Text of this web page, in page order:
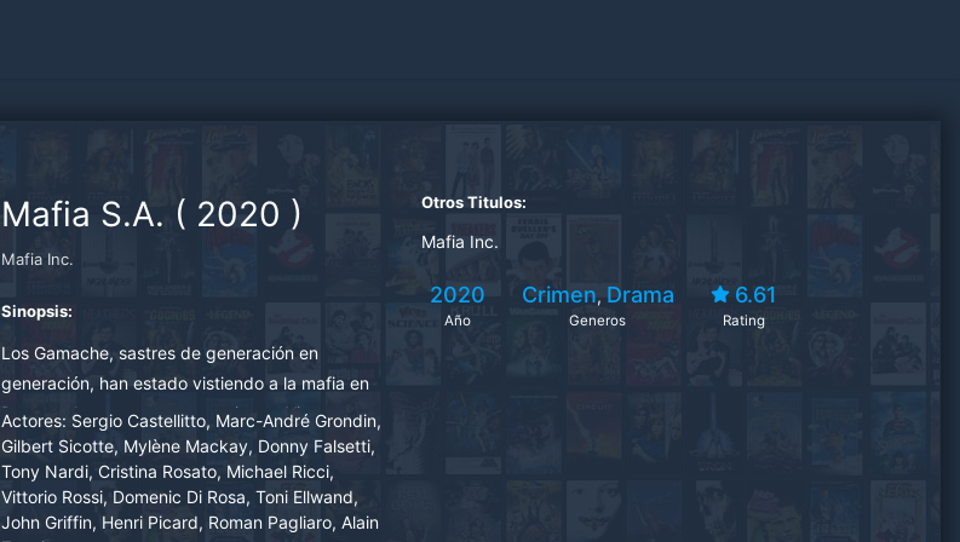
Mafia S.A. ( 2020 )
Mafia Inc.
Sinopsis:
Los Gamache, sastres de generación en
generación, han estado vistiendo a la mafia en
Paterno durante tres generaciones. Vincent
"Vince" Gamache trabaja a cuenta de Frank, el
padrino, con su hijo mayor Gianco, a quien trata
de impresionar a toda costa para subir de rango
en la organización. Sin que la gente de Palermo
Actores: Sergio Castellitto, Marc-André Grondin,
Gilbert Sicotte, Mylène Mackay, Donny Falsetti,
Tony Nardi, Cristina Rosato, Michael Ricci,
Vittorio Rossi, Domenic Di Rosa, Toni Ellwand,
John Griffin, Henri Picard, Roman Pagliaro, Alain
Otros Titulos:
Mafia Inc.
2020
Año
Crimen, Drama
Generos
6.61
Rating